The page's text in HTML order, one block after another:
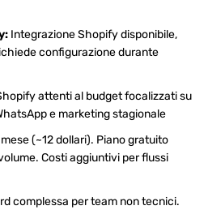
Integrazione Shopify disponibile,
configurazione durante
attenti al budget focalizzati su
e marketing stagionale
(~12 dollari). Piano gratuito
Costi aggiuntivi per flussi
complessa per team non tecnici.